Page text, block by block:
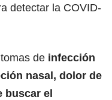
detectar la COVID-
de infección
nasal, dolor de
buscar el